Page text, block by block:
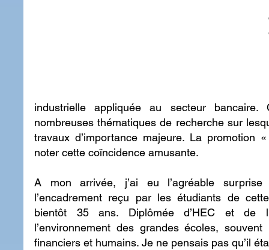
industrielle appliquée au secteur
nombreuses thématiques de recherche sur
travaux d’importance majeure. La promotion
noter cette coïncidence amusante.
A mon arrivée, j’ai eu l’agréable
l’encadrement reçu par les étudiants de
bientôt 35 ans. Diplômée d’HEC et de
l’environnement des grandes écoles,
financiers et humains. Je ne pensais pas qu’il